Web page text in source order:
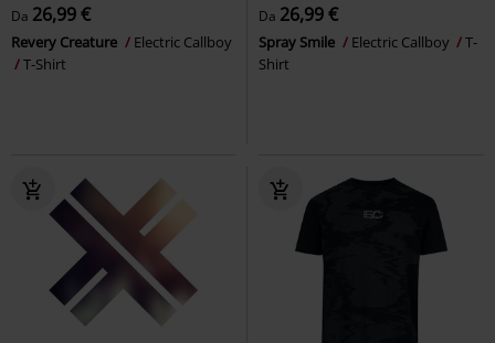
Da 26,99 €
Revery Creature
Electric Callboy
T-Shirt
Da 26,99 €
Spray Smile Electric Callboy
T-
Shirt